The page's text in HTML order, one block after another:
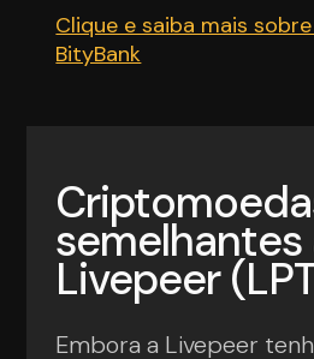
Clique e saiba mais
BityBank
semelhantes
Livepeer
Embora a Livepeer